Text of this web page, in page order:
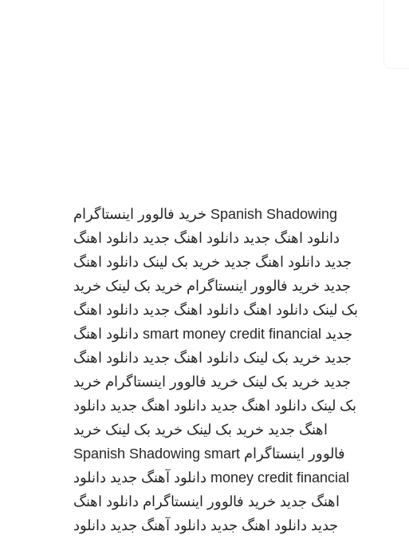
Spanish Shadowing خرید فالوور اینستاگرام
دانلود اهنگ جدید دانلود اهنگ جدید دانلود اهنگ
جدید دانلود اهنگ جدید خرید بک لینک دانلود اهنگ
جدید خرید فالوور اینستاگرام خرید بک لینک خرید
بک لینک دانلود اهنگ دانلود اهنگ جدید دانلود اهنگ
جدید smart money credit financial دانلود اهنگ
جدید خرید بک لینک دانلود اهنگ جدید دانلود اهنگ
جدید خرید بک لینک خرید فالوور اینستاگرام خرید
بک لینک دانلود اهنگ جدید دانلود اهنگ جدید دانلود
اهنگ جدید خرید بک لینک خرید بک لینک خرید
فالوور اینستاگرام
Spanish Shadowing smart
money credit financial دانلود آهنگ جدید دانلود
اهنگ جدید خرید فالوور اینستاگرام دانلود اهنگ
جدید دانلود اهنگ جدید دانلود آهنگ جدید دانلود